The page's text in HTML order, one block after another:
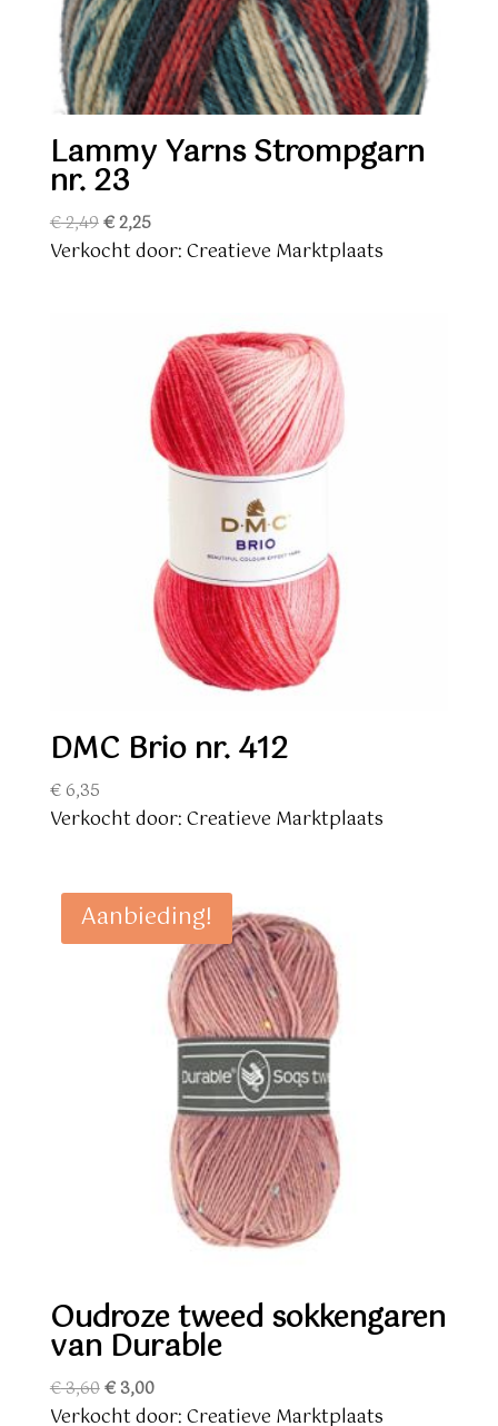
Lammy Yarns Strompgarn
nr. 23
€2,49Oorspronkelijke
prijs
€2,25Huidige
prijs
Verkocht door: Creatieve Marktplaats
DMC Brio nr. 412
€6,35
Verkocht door: Creatieve Marktplaats
Aanbieding!
Oudroze tweed sokkengaren
van Durable
€3,60Oorspronkelijke
prijs
€3,00Huidige
prijs
Verkocht door: Creatieve Marktplaats